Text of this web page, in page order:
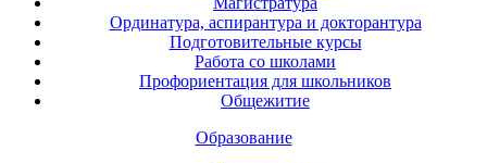
Ординатура, аспирантура и докторантура
Подготовительные курсы
Работа со школами
Профориентация для школьников
Общежитие
Образование